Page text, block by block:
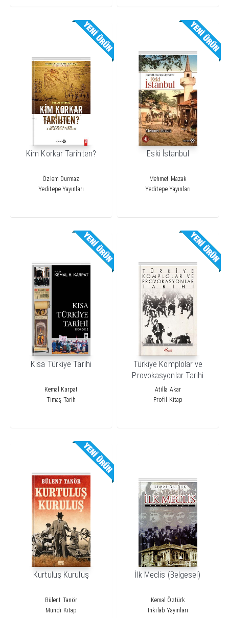
Kim Korkar Tarihten?
Özlem Durmaz
Yeditepe Yayınları
Eski İstanbul
Mehmet Mazak
Yeditepe Yayınları
Kısa Türkiye Tarihi
Kemal Karpat
Timaş Tarih
Türkiye Komplolar ve
Provokasyonlar Tarihi
Atilla Akar
Profil Kitap
Kurtuluş Kuruluş
Bülent Tanör
Mundi Kitap
İlk Meclis (Belgesel)
Kemal Öztürk
İnkılab Yayınları